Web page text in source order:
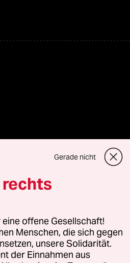
GmbH
Fragen oder für Genehmigungen
Kommune-Richtlinien
Gerade nicht
offene Gesellschaft!
Menschen, die sich gegen
unsere Solidarität.
der Einnahmen aus